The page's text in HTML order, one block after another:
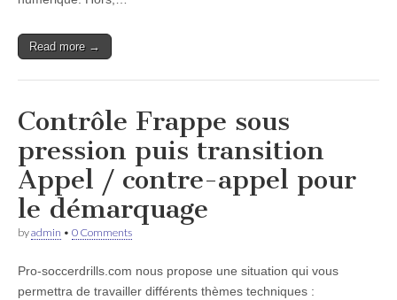
Read more →
Contrôle Frappe sous
pression puis transition
Appel / contre-appel pour
le démarquage
byadmin • 0 Comments
Pro-soccerdrills.com nous propose une situation qui vous
permettra de travailler différents thèmes techniques :